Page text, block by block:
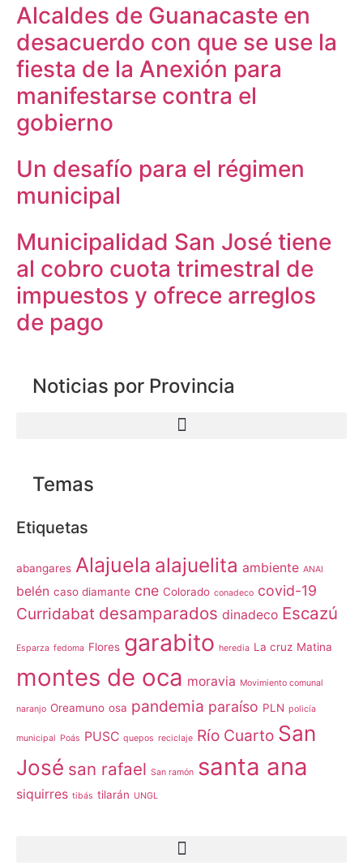
Alcaldes de Guanacaste en
desacuerdo con que se use la
fiesta de la Anexión para
manifestarse contra el
gobierno
Un desafío para el régimen
municipal
Municipalidad San José tiene
al cobro cuota trimestral de
impuestos y ofrece arreglos
de pago
Noticias por Provincia
Temas
Etiquetas
abangares Alajuela alajuelita ambiente ANAI
belén caso diamante cne Colorado conadeco covid-19
Curridabat desamparados dinadeco Escazú
Esparza fedoma Flores garabito heredia La cruz Matina
montes de oca moravia Movimiento comunal
naranjo Oreamuno osa pandemia paraíso PLN policía
municipal Poás PUSC quepos reciclaje Río Cuarto San
José san rafael San ramón santa ana
siquirres tibás tilarán UNGL